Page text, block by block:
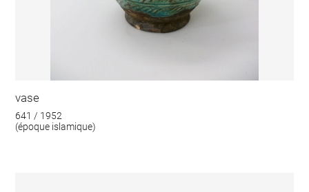
vase
641 / 1952
(époque islamique)